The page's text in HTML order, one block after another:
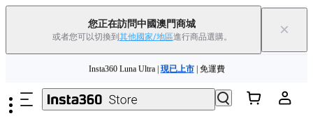
您正在訪問中國澳門商城
或者您可以切換到 其他國家/地區進行商品選購。 ×
夏季優惠 | 精選商品低至85折 |立即選購
Insta360 Luna Ultra | 現已上市| 免運費
舊機換新機，享現金回饋或優惠券 了解更多